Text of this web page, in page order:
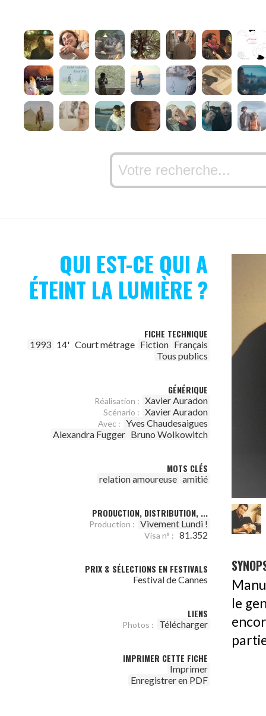
QUI EST-CE QUI A
ÉTEINT LA LUMIÈRE ?
FICHE TECHNIQUE
1993 14' Court métrage Fiction Français
Tous publics
GÉNÉRIQUE
Réalisation : Xavier Auradon
Scénario : Xavier Auradon
Avec : Yves Chaudesaigues
Alexandra Fugger Bruno Wolkowitch
MOTS CLÉS
relation amoureuse amitié
PRODUCTION, DISTRIBUTION, ...
Production : Vivement Lundi !
Visa n° : 81.352
PRIX & SÉLECTIONS EN FESTIVALS
Festival de Cannes
LIENS
Photos : Télécharger
IMPRIMER CETTE FICHE
Imprimer
Enregistrer en PDF
le